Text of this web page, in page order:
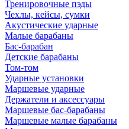
Тренировочные пэды
Чехлы, кейсы, сумки
Акустические ударные
Mалые барабаны
Бас-барабан
Детские барабаны
Том-том
Ударные установки
Маршевые ударные
Держатели и аксессуары
Маршевые бас-барабаны
Маршевые малые барабаны